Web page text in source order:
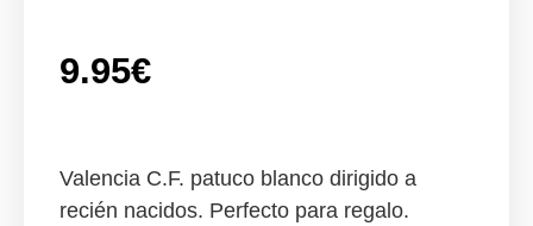
9.95€
Valencia C.F. patuco blanco dirigido a
recién nacidos. Perfecto para regalo.